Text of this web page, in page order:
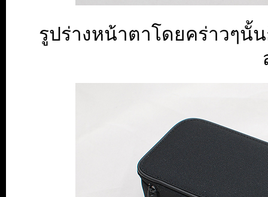
รูปร่างหน้าตาโดยคร่าวๆนั้